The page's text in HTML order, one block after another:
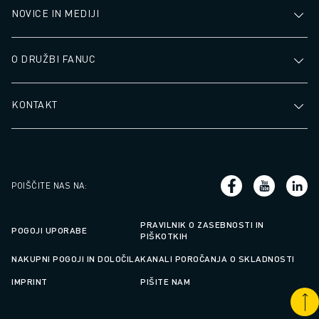
REŠITVE ZA IZOBRAŽEVANJE
WORLDSKILLS & YOUNG TALENTS
IZOBRAŽEVALNI DOGODKI
O DRUŽBI FANUC
FANUC V EVROPI
TRAJNOSTNI RAZVOJ
KARIERA
NOVICE IN MEDIJI
O DRUŽBI FANUC
KONTAKT
POIŠČITE NAS NA:
POGOJI UPORABE
PRAVILNIK O ZASEBNOSTI IN
PIŠKOTKIH
NAKUPNI POGOJI IN DOLOČILAKANALI POROČANJA O SKLADNOSTI
IMPRINT PIŠITE NAM